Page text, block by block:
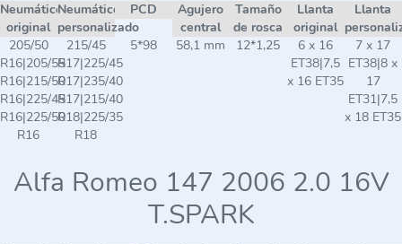
Neumático
original
Neumático
personalizado
PCD
Agujero
central
Tamaño
de rosca
Llanta
original
Llanta
205/50
R16|205/55
R16|215/50
R16|225/45
R16|225/50
R16
215/45
R17|225/45
R17|235/40
R17|215/40
R18|225/35
R18
5*98 58,1 mm 12*1,25
6 x 16
ET38|7,5
x 16 ET35
7 x 17
ET38|8 x
17
ET31|7,5
x 18 ET35
Alfa Romeo 147 2006 2.0 16V
T.SPARK